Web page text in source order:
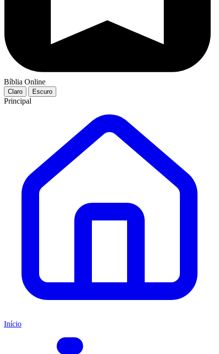
Bíblia Online
Claro Escuro
Principal
Início